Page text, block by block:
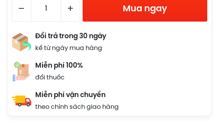
– + Mua ngay
Đổi trả trong 30 ngày
kể từ ngày mua hàng
Miễn phí 100%
đổi thuốc
Miễn phí vận chuyển
theo chính sách giao hàng